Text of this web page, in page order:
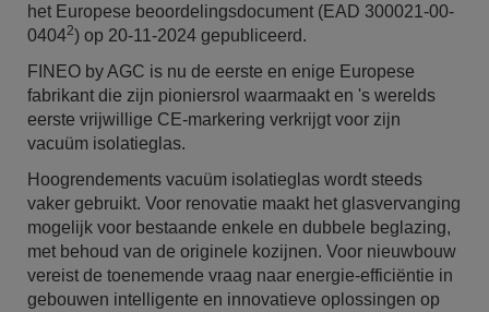
het Europese beoordelingsdocument (EAD 300021-00-
04042) op 20-11-2024 gepubliceerd.
FINEO by AGC is nu de eerste en enige Europese
fabrikant die zijn pioniersrol waarmaakt en 's werelds
eerste vrijwillige CE-markering verkrijgt voor zijn
vacuüm isolatieglas.
Hoogrendements vacuüm isolatieglas wordt steeds
vaker gebruikt. Voor renovatie maakt het glasvervanging
mogelijk voor bestaande enkele en dubbele beglazing,
met behoud van de originele kozijnen. Voor nieuwbouw
vereist de toenemende vraag naar energie-efficiëntie in
gebouwen intelligente en innovatieve oplossingen op